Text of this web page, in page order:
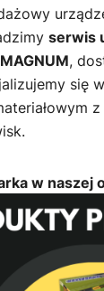
serwis
,
się
w naszej